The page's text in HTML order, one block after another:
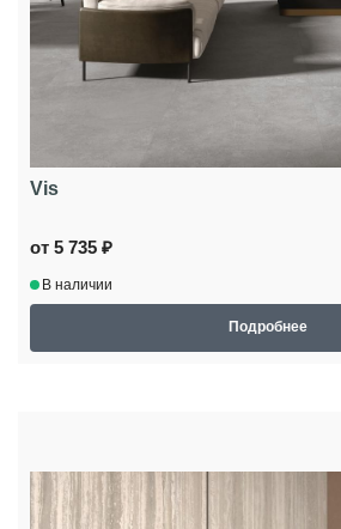
Vis
от 5 735 ₽
В наличии
Подробнее